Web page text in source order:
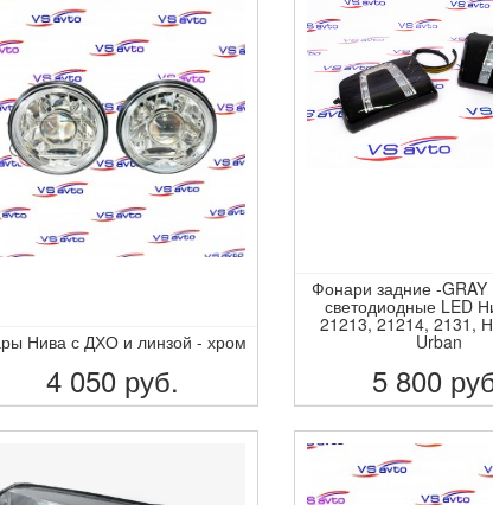
Нива с ДХО и линзой - хром
4 050 руб.
ПОДРОБНЕЕ
Фонари задние -GRAY
светодиодные LED
21213, 21214, 2131,
Urban
5 800
ПОДРОБНЕЕ